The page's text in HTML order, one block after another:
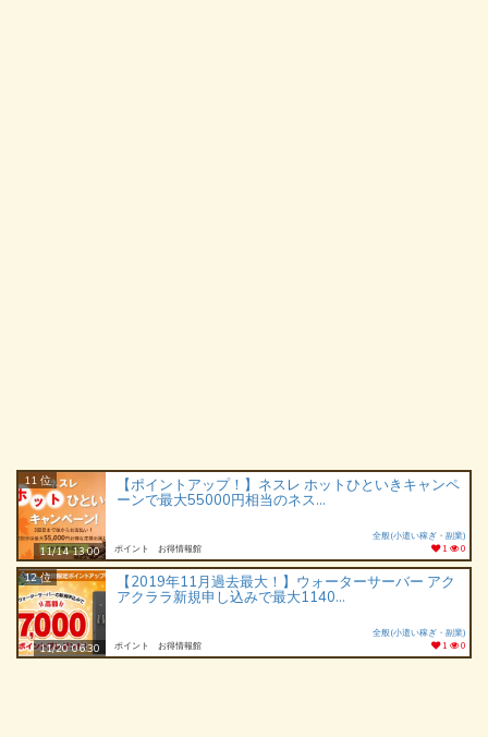
11 位
11/14 13:00
【ポイントアップ！】ネスレ ホットひといきキャンペ
ーンで最大55000円相当のネス...
ポイント お得情報館
全般(小遣い稼ぎ・副業)
1
0
12 位
11/20 06:30
【2019年11月過去最大！】ウォーターサーバー アク
アクララ新規申し込みで最大1140...
ポイント お得情報館
全般(小遣い稼ぎ・副業)
1
0